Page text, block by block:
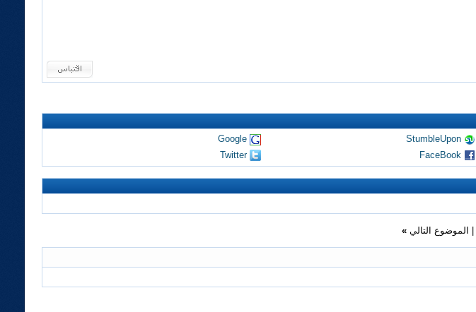
StumbleUpon
Google
FaceBook
Twitter
الموضوع التالي »